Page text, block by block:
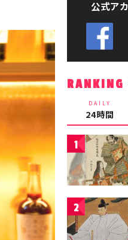
公式ア
RANKING
DAILY
24時間
1
2